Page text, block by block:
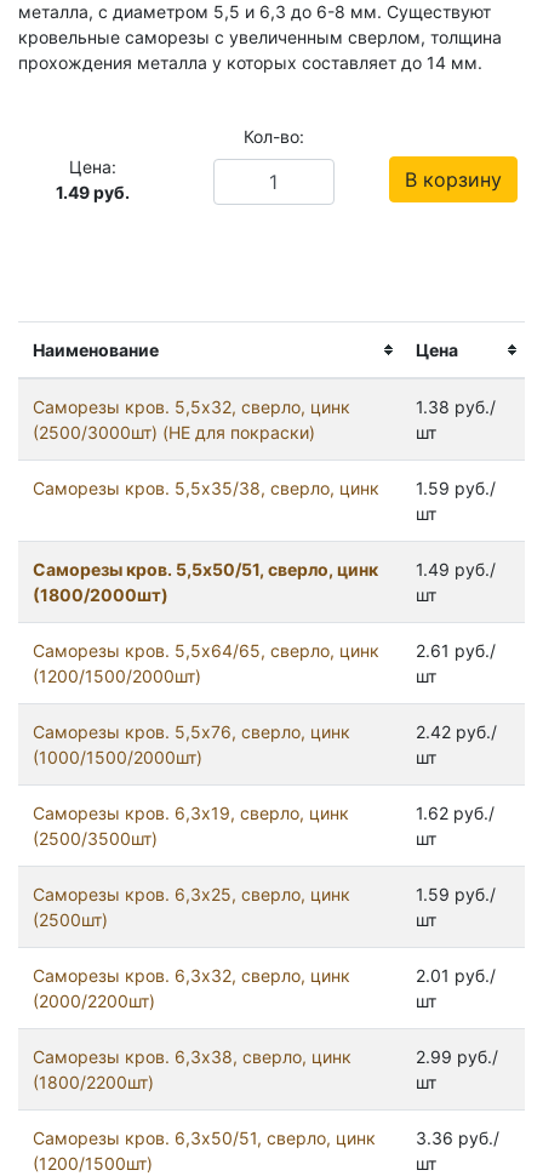
Наименование Цена
Саморезы кров. 5,5x32, сверло, цинк
(2500/3000шт) (НЕ для покраски)
1.38 руб./
шт
Саморезы кров. 5,5x35/38, сверло, цинк
1.59 руб./
шт
Саморезы кров. 5,5x50/51, сверло, цинк
(1800/2000шт)
1.49 руб./
шт
Саморезы кров. 5,5x64/65, сверло, цинк
(1200/1500/2000шт)
2.61 руб./
шт
Саморезы кров. 5,5x76, сверло, цинк
(1000/1500/2000шт)
2.42 руб./
шт
Саморезы кров. 6,3x19, сверло, цинк
(2500/3500шт)
1.62 руб./
шт
Саморезы кров. 6,3x25, сверло, цинк
(2500шт)
1.59 руб./
шт
Саморезы кров. 6,3x32, сверло, цинк
(2000/2200шт)
2.01 руб./
шт
Саморезы кров. 6,3x38, сверло, цинк
(1800/2200шт)
2.99 руб./
шт
Саморезы кров. 6,3x50/51, сверло, цинк
(1200/1500шт)
3.36 руб./
шт
металла, с диаметром 5,5 и 6,3 до 6-8 мм. Существуют
кровельные саморезы с увеличенным сверлом, толщина
прохождения металла у которых составляет до 14 мм.
Цена:
1.49 руб.
Кол-во:
В корзину